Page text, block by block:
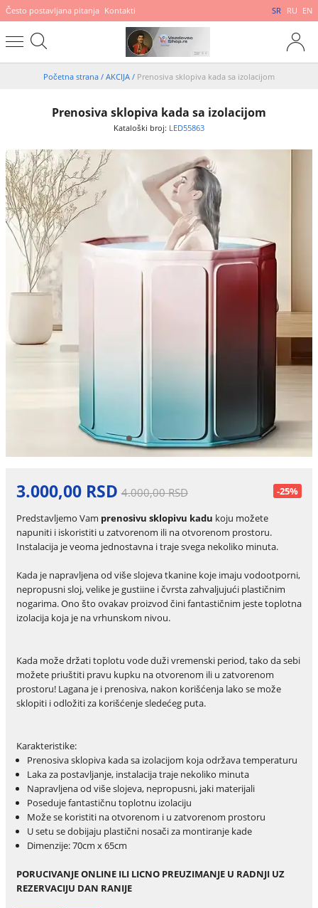
Često postavljana pitanja Kontakti SR RU EN
Početna strana / AKCIJA / Prenosiva sklopiva kada sa izolacijom
Prenosiva sklopiva kada sa izolacijom
Kataloški broj: LED55863
3.000,00 RSD 4.000,00 RSD -25%
Predstavljemo Vam prenosivu sklopivu kadu koju možete
napuniti i iskoristiti u zatvorenom ili na otvorenom prostoru.
Instalacija je veoma jednostavna i traje svega nekoliko minuta.
Kada je napravljena od više slojeva tkanine koje imaju vodootporni,
nepropusni sloj, velike je gustiine i čvrsta zahvaljujući plastičnim
nogarima. Ono što ovakav proizvod čini fantastičnim jeste toplotna
izolacija koja je na vrhunskom nivou.
Kada može držati toplotu vode duži vremenski period, tako da sebi
možete priuštiti pravu kupku na otvorenom ili u zatvorenom
prostoru! Lagana je i prenosiva, nakon korišćenja lako se može
sklopiti i odložiti za korišćenje sledećeg puta.
Karakteristike:
Prenosiva sklopiva kada sa izolacijom koja održava temperaturu
Laka za postavljanje, instalacija traje nekoliko minuta
Napravljena od više slojeva, nepropusni, jaki materijali
Poseduje fantastičnu toplotnu izolaciju
Može se koristiti na otvorenom i u zatvorenom prostoru
U setu se dobijaju plastični nosači za montiranje kade
Dimenzije: 70cm x 65cm
PORUCIVANJE ONLINE ILI LICNO PREUZIMANJE U RADNJI UZ
REZERVACIJU DAN RANIJE